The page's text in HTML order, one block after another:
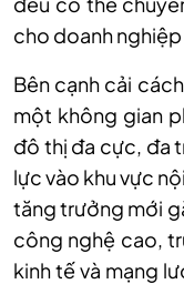
cho doanh
Bên cạnh cải
một không gian
đô thị đa cực, đa
lực vào khu vực
tăng trưởng mới
công nghệ cao,
kinh tế và mạng